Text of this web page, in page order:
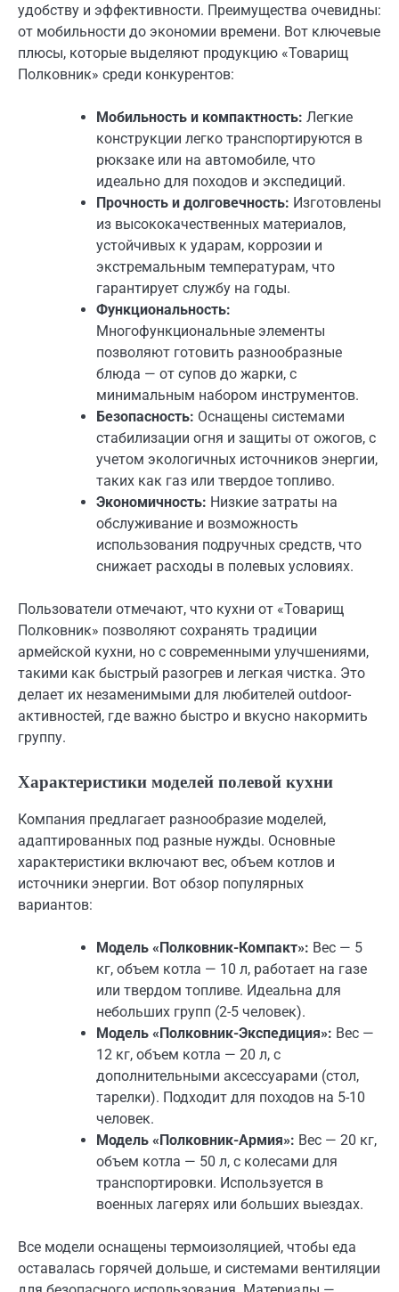
удобству и эффективности. Преимущества очевидны:
от мобильности до экономии времени. Вот ключевые
плюсы, которые выделяют продукцию «Товарищ
Полковник» среди конкурентов:
Мобильность и компактность: Легкие
конструкции легко транспортируются в
рюкзаке или на автомобиле, что
идеально для походов и экспедиций.
Прочность и долговечность: Изготовлены
из высококачественных материалов,
устойчивых к ударам, коррозии и
экстремальным температурам, что
гарантирует службу на годы.
Функциональность:
Многофункциональные элементы
позволяют готовить разнообразные
блюда — от супов до жарки, с
минимальным набором инструментов.
Безопасность: Оснащены системами
стабилизации огня и защиты от ожогов, с
учетом экологичных источников энергии,
таких как газ или твердое топливо.
Экономичность: Низкие затраты на
обслуживание и возможность
использования подручных средств, что
снижает расходы в полевых условиях.
Пользователи отмечают, что кухни от «Товарищ
Полковник» позволяют сохранять традиции
армейской кухни, но с современными улучшениями,
такими как быстрый разогрев и легкая чистка. Это
делает их незаменимыми для любителей outdoor-
активностей, где важно быстро и вкусно накормить
группу.
Характеристики моделей полевой кухни
Компания предлагает разнообразие моделей,
адаптированных под разные нужды. Основные
характеристики включают вес, объем котлов и
источники энергии. Вот обзор популярных
вариантов:
Модель «Полковник-Компакт»: Вес — 5
кг, объем котла — 10 л, работает на газе
или твердом топливе. Идеальна для
небольших групп (2-5 человек).
Модель «Полковник-Экспедиция»: Вес —
12 кг, объем котла — 20 л, с
дополнительными аксессуарами (стол,
тарелки). Подходит для походов на 5-10
человек.
Модель «Полковник-Армия»: Вес — 20 кг,
объем котла — 50 л, с колесами для
транспортировки. Используется в
военных лагерях или больших выездах.
Все модели оснащены термоизоляцией, чтобы еда
оставалась горячей дольше, и системами вентиляции